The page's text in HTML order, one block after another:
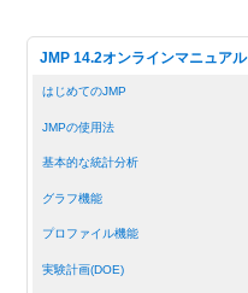
JMP 14.2オンラインマニュアル
はじめてのJMP
JMPの使用法
基本的な統計分析
グラフ機能
プロファイル機能
実験計画(DOE)